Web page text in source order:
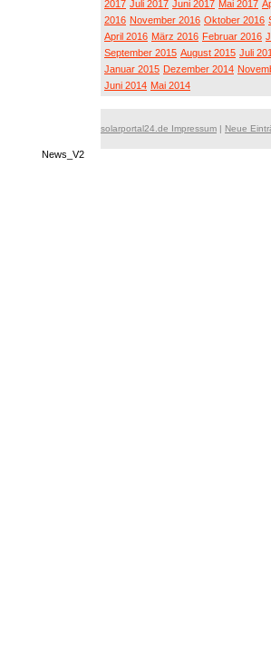
2017 Juli 2017 Juni 2017 Mai 2017
2016 November 2016 Oktober 2016
April 2016 März 2016 Februar 2016
September 2015 August 2015 Juli
Januar 2015 Dezember 2014
Juni 2014 Mai 2014
solarportal24.de Impressum | Neue